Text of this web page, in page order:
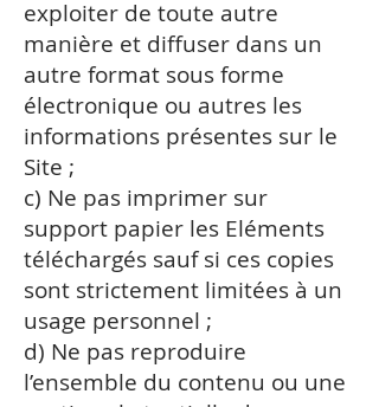
exploiter de toute autre
manière et diffuser dans un
autre format sous forme
électronique ou autres les
informations présentes sur le
Site ;
c) Ne pas imprimer sur
support papier les Eléments
téléchargés sauf si ces copies
sont strictement limitées à un
usage personnel ;
d) Ne pas reproduire
l’ensemble du contenu ou une